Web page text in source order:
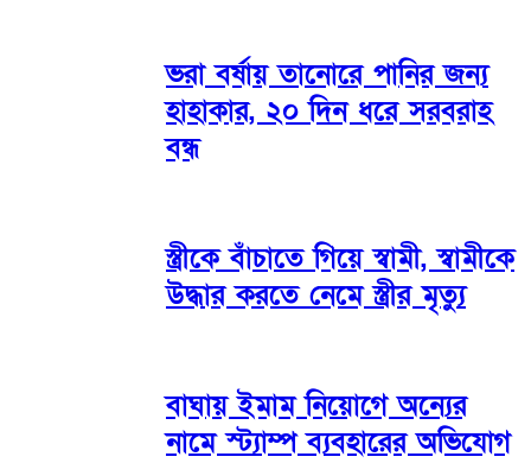
ভরা বর্ষায় তানোরে পানির জন্য
হাহাকার, ২০ দিন ধরে সরবরাহ
বন্ধ
স্ত্রীকে বাঁচাতে গিয়ে স্বামী, স্বামীকে
উদ্ধার করতে নেমে স্ত্রীর মৃত্যু
বাঘায় ইমাম নিয়োগে অন্যের
নামে স্ট্যাম্প ব্যবহারের অভিযোগ